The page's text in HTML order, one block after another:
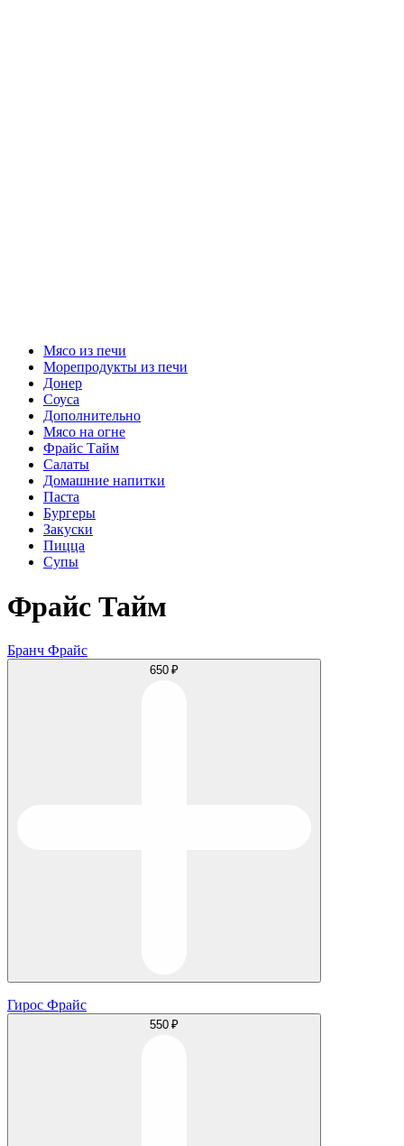
Мясо из печи
Морепродукты из печи
Донер
Соуса
Дополнительно
Мясо на огне
Фрайс Тайм
Салаты
Домашние напитки
Паста
Бургеры
Закуски
Пицца
Супы
Фрайс Тайм
Бранч Фрайс
650 ₽
Гирос Фрайс
550 ₽